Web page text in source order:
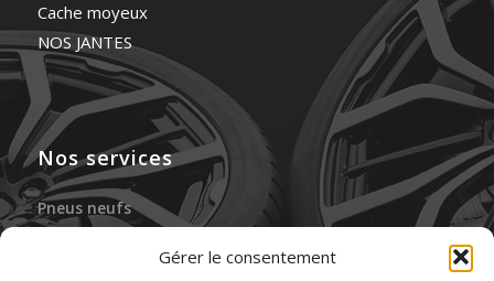
Gérer le consentement
Cache moyeux
NOS JANTES
Nos services
Pneus neufs